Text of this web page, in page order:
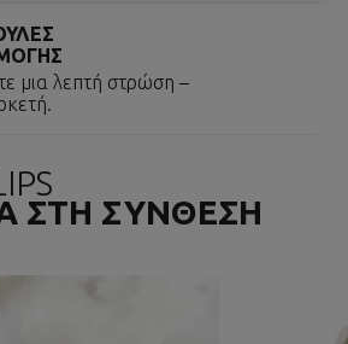
μια λεπτή στρώση –
ΣΤΗ ΣΥΝΘΕΣΗ